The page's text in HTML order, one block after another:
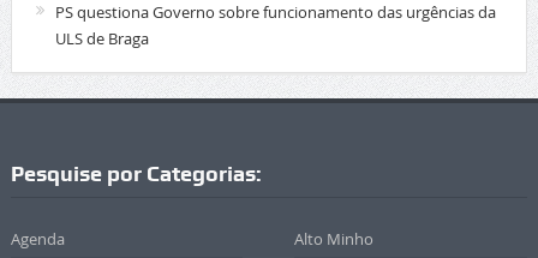
PS questiona Governo sobre funcionamento das urgências da
ULS de Braga
Pesquise por Categorias:
Agenda Alto Minho